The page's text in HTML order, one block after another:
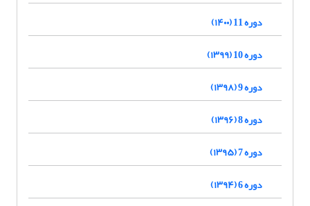
دوره 11 (۱۴۰۰)
دوره 10 (۱۳۹۹)
دوره 9 (۱۳۹۸)
دوره 8 (۱۳۹۶)
دوره 7 (۱۳۹۵)
دوره 6 (۱۳۹۴)